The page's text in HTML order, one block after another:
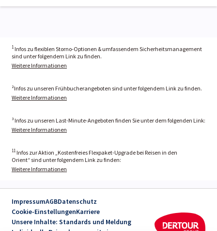
1 Infos zu flexiblen Storno-Optionen & umfassendem Sicherheitsmanagement
sind unter folgendem Link zu finden.
Weitere Informationen
²Infos zu unseren Frühbucherangeboten sind unter folgendem Link zu finden.
Weitere Informationen
³ Infos zu unseren Last-Minute-Angeboten finden Sie unter dem folgenden Link:
Weitere Informationen
11 Infos zur Aktion „Kostenfreies Flexpaket-Upgrade bei Reisen in den
Orient“ sind unter folgendem Link zu finden:
Weitere Informationen
ImpressumAGBDatenschutz
Cookie-EinstellungenKarriere
Unsere Inhalte: Standards und Meldung